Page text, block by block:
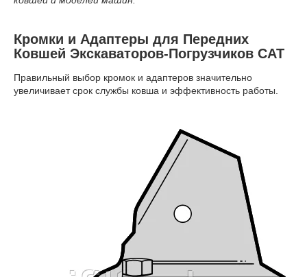
Кромки и Адаптеры для Передних
Ковшей Экскаваторов-Погрузчиков CAT
Правильный выбор кромок и адаптеров значительно
увеличивает срок службы ковша и эффективность работы.